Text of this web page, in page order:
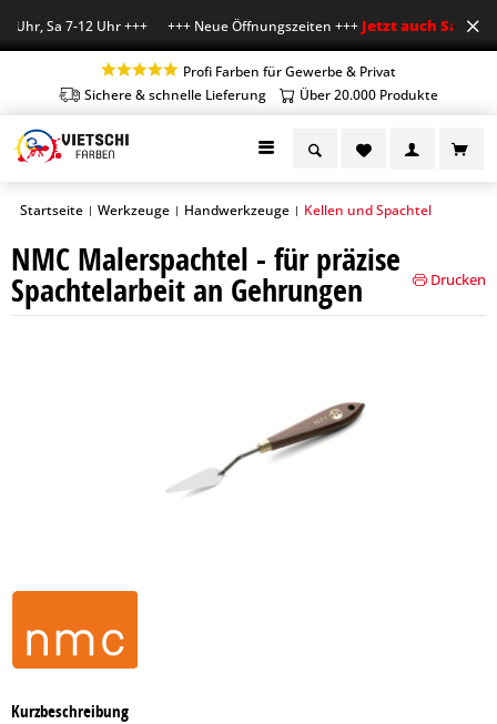
Uhr, Sa 7-12 Uhr +++ +++ Neue Öffnungszeiten +++Jetzt auch Sa
Profi Farben für Gewerbe & Privat
Sichere & schnelle Lieferung
Über 20.000 Produkte
Startseite | Werkzeuge | Handwerkzeuge | Kellen und Spachtel
NMC Malerspachtel - für präzise
Spachtelarbeit an Gehrungen Drucken
Kurzbeschreibung